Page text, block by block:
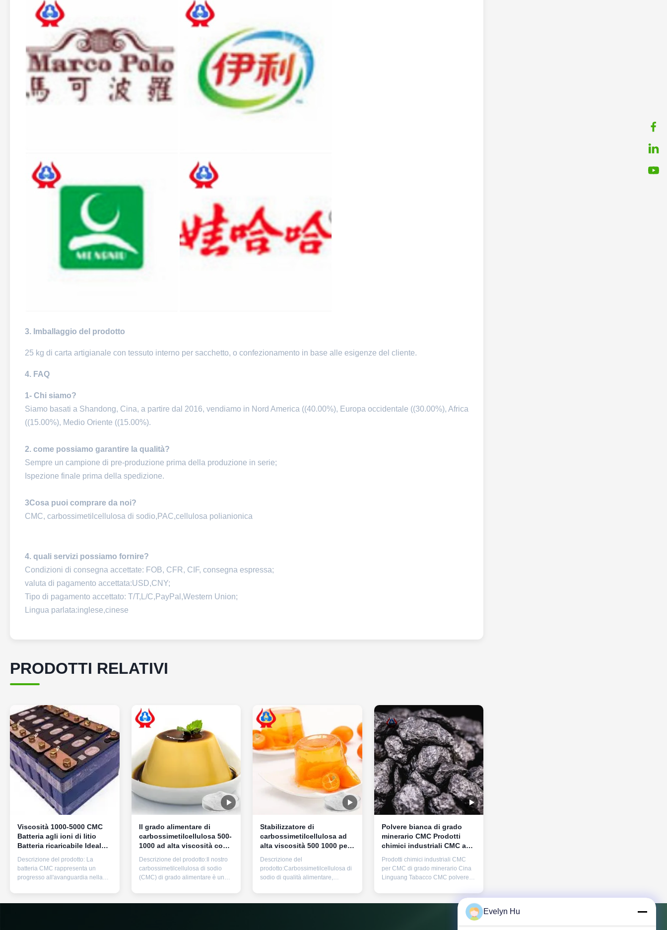
3. Imballaggio del prodotto
25 kg di carta artigianale con tessuto interno per sacchetto, o confezionamento in base alle esigenze del cliente.
4. FAQ
1- Chi siamo?
Siamo basati a Shandong, Cina, a partire dal 2016, vendiamo in Nord America ((40.00%), Europa occidentale ((30.00%), Africa
((15.00%), Medio Oriente ((15.00%).
2. come possiamo garantire la qualità?
Sempre un campione di pre-produzione prima della produzione in serie;
Ispezione finale prima della spedizione.
3Cosa puoi comprare da noi?
CMC, carbossimetilcellulosa di sodio,PAC,cellulosa polianionica
4. quali servizi possiamo fornire?
Condizioni di consegna accettate: FOB, CFR, CIF, consegna espressa;
valuta di pagamento accettata:USD,CNY;
Tipo di pagamento accettato: T/T,L/C,PayPal,Western Union;
Lingua parlata:inglese,cinese
PRODOTTI RELATIVI
Viscosità 1000-5000 CMC
Batteria agli ioni di litio
Batteria ricaricabile Ideale
per dispositivi medici
portatili e alimentazione di
emergenza
Descrizione del prodotto: La
batteria CMC rappresenta un
progresso all'avanguardia nella
progettata per soddisfare le
esigenze delle moderne
Il grado alimentare di
carbossimetilcellulosa 500-
1000 ad alta viscosità con
umidità ≤10 migliora la
struttura del prodotto
alimentare e la durata di
Descrizione del prodotto:Il nostro
carbossimetilcellulosa di sodio
(CMC) di grado alimentare è un
derivato dalla cellulosa, progettato
per soddisfare le rigide richieste
Stabilizzatore di
carbossimetilcellulosa ad
alta viscosità 500 1000 per
uso alimentare, ideale per
applicazioni e lavorazioni
nell'industria alimentare
Descrizione del
prodotto:Carbossimetilcellulosa di
sodio di qualità alimentare,
idrocolloide CMC di qualità
alimentare,è un additivo
Polvere bianca di grado
minerario CMC Prodotti
chimici industriali CMC ad
alta viscosità
Prodotti chimici industriali CMC
per CMC di grado minerario Cina
Linguang Tabacco CMC polvere
prodotto Carbossimetilcellulosa di
sodio di alta qualità, prezzo
all'ingrosso nelle fabbriche cinesi
Evelyn Hu